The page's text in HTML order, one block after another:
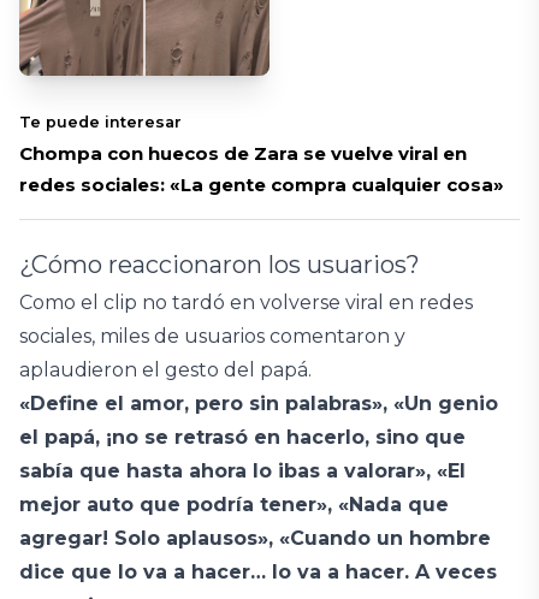
Te puede interesar
Chompa con huecos de Zara se vuelve viral en
redes sociales: «La gente compra cualquier cosa»
¿Cómo reaccionaron los usuarios?
Como el clip no tardó en volverse viral en redes
sociales, miles de usuarios comentaron y
aplaudieron el gesto del papá.
«Define el amor, pero sin palabras», «Un genio
el papá, ¡no se retrasó en hacerlo, sino que
sabía que hasta ahora lo ibas a valorar», «El
mejor auto que podría tener», «Nada que
agregar! Solo aplausos», «Cuando un hombre
dice que lo va a hacer… lo va a hacer. A veces